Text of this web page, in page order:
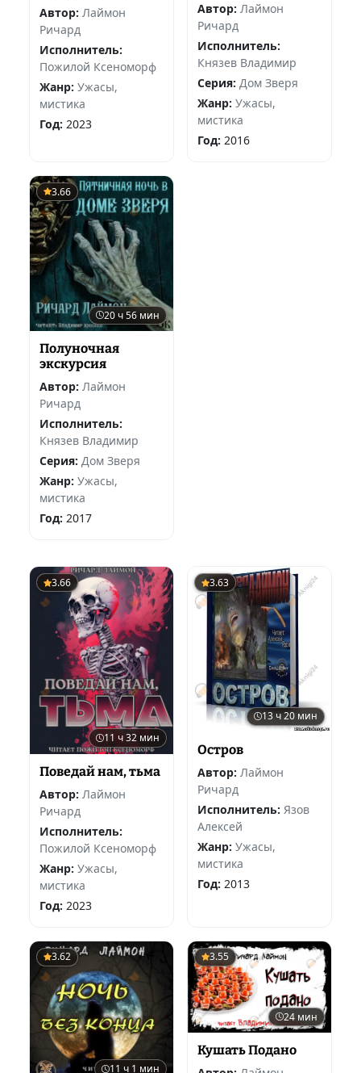
Автор: Лаймон
Ричард
Исполнитель:
Пожилой Ксеноморф
Жанр: Ужасы,
мистика
Год: 2023
Автор: Лаймон
Ричард
Исполнитель:
Князев Владимир
Серия: Дом Зверя
Жанр: Ужасы,
мистика
Год: 2016
3.66
20 ч 56 мин
Полуночная
экскурсия
Автор: Лаймон
Ричард
Исполнитель:
Князев Владимир
Серия: Дом Зверя
Жанр: Ужасы,
мистика
Год: 2017
3.66
11 ч 32 мин
Поведай нам, тьма
Автор: Лаймон
Ричард
Исполнитель:
Пожилой Ксеноморф
Жанр: Ужасы,
мистика
Год: 2023
3.63
13 ч 20 мин
Остров
Автор: Лаймон
Ричард
Исполнитель: Язов
Алексей
Жанр: Ужасы,
мистика
Год: 2013
3.62
11 ч 1 мин
3.55
24 мин
Кушать Подано